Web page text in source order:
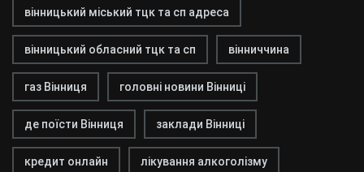
вінницький міський тцк та сп адреса
вінницький обласний тцк та сп вінниччина
газ Вінниця головні новини Вінниці
де поїсти Вінниця заклади Вінниці
кредит онлайн лікування алкоголізму